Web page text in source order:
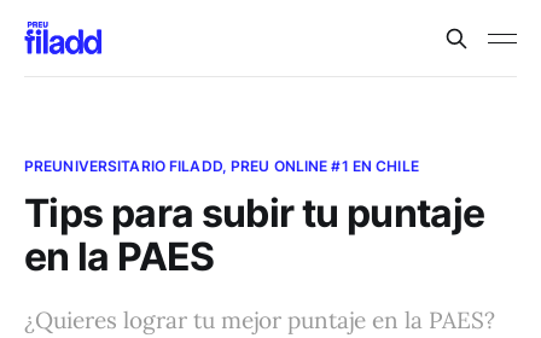
PREUNIVERSITARIO FILADD, PREU ONLINE #1 EN CHILE
Tips para subir tu puntaje
en la PAES
¿Quieres lograr tu mejor puntaje en la PAES?